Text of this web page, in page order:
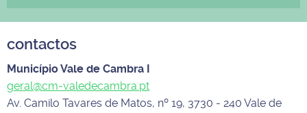
contactos
Município Vale de Cambra I
geral@cm-valedecambra.pt
Av. Camilo Tavares de Matos, nº 19, 3730 - 240 Vale de